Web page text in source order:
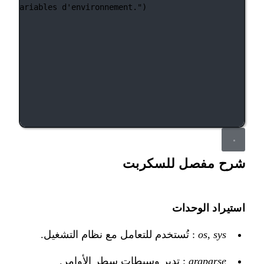
variables d'environnement." )
شرح مفصل للسكربت
استيراد الوحدات
os, sys : تُستخدم للتعامل مع نظام التشغيل.
argparse : تدير وسيطات سطر الأوامر.